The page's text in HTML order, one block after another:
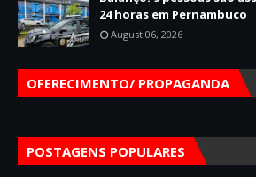
24 horas em Pernambuco
August 06, 2026
OFERECIMENTO/ PROPAGANDA
POSTAGENS POPULARES